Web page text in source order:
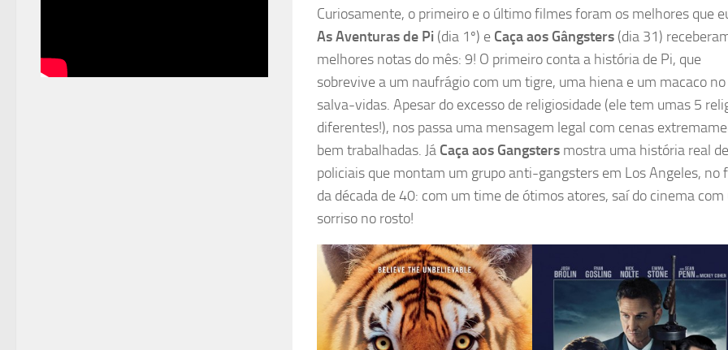
Curiosamente, o primeiro e o último filmes foram os melhores que
As Aventuras de Pi (dia 1º) e Caça aos Gângsters (dia 31)
melhores notas do mês: 9! O primeiro conta a história de Pi, que
sobrevive a um naufrágio com um tigre, uma hiena e um macaco
salva-vidas. Apesar do excesso de religiosidade (ele tem umas 5
diferentes!), nos passa uma mensagem legal com cenas
bem trabalhadas. Já Caça aos Gangsters mostra uma história real de
policiais que montam um grupo anti-gangsters em Los Angeles, no
da década de 40: com um time de ótimos atores, saí do cinema com
sorriso no rosto!